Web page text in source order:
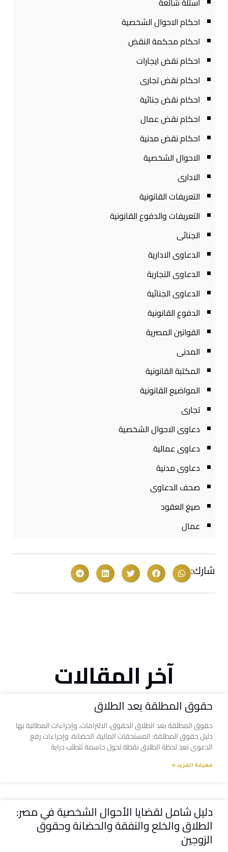
احكام الاحوال الشخصية
احكام محكمة النقض
احكام نقض ايجارات
احكام نقض تجارى
احكام نقض جنائية
احكام نقض عمال
احكام نقض مدنية
الاحوال الشخصية
الادارى
التعريفات القانونية
التعريفات والدفوع القانونية
الجنائى
الدعاوى الادارية
الدعاوى التجارية
الدعاوى الجنائية
الدفوع القانونية
القوانين المصرية
المدنى
المكتبة القانونية
المواضيع القانونية
تجارى
دعاوى الاحوال الشخصية
دعاوى عمالية
دعاوى مدنية
صحف الدعاوى
صيغ العقود
عمال
شارك:
آخر المقالات
حقوق المطلقة بعد الطلاق
حقوق المطلقة بعد الطلاق الحقوق، الالتزامات، وإجراءات المطالبة بها
دليل حقوق المطلقة: المستحقات المالية، الحضانة، وإجراءات رفع
الدعوى تعد لحظة الطلاق نقطة تحول حاسمة تتطلب دراية
معرفة المزيد »
دليل شامل لقضايا الأحوال الشخصية في مصر:
الطلاق والخلع والنفقة والحضانة وحقوق
الزوجين